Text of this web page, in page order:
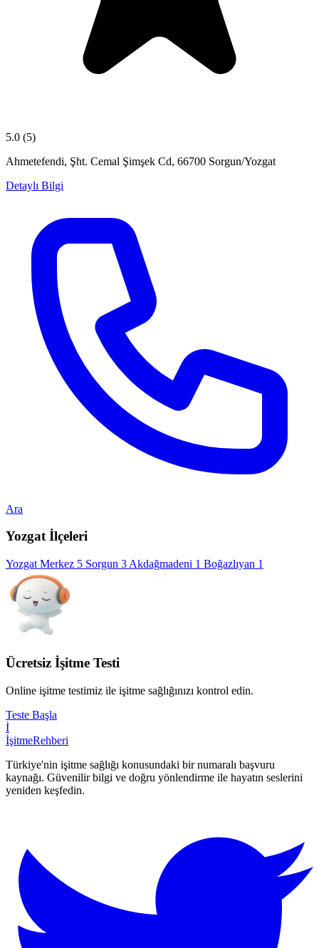
5.0 (5)
Ahmetefendi, Şht. Cemal Şimşek Cd, 66700 Sorgun/Yozgat
Detaylı Bilgi
Ara
Yozgat İlçeleri
Yozgat Merkez 5 Sorgun 3 Akdağmadeni 1 Boğazlıyan 1
Ücretsiz İşitme Testi
Online işitme testimiz ile işitme sağlığınızı kontrol edin.
Teste Başla
İ
İşitmeRehberi
Türkiye'nin işitme sağlığı konusundaki bir numaralı başvuru
kaynağı. Güvenilir bilgi ve doğru yönlendirme ile hayatın seslerini
yeniden keşfedin.